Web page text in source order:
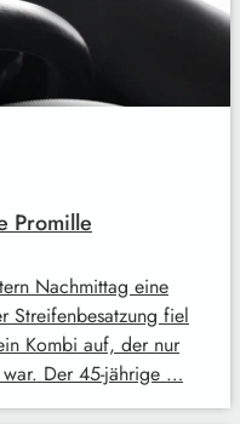
Promille
Nachmittag eine
Streifenbesatzung fiel
Kombi auf, der nur
Der 45-jährige …